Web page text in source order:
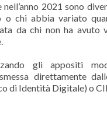
2021 sono
o chi abbia variato
da chi non ha avuto
gli appositi
direttamente
di Identità Digitale) o